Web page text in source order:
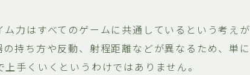
ム力はすべてのゲームに共通しているという考えが
持ち方や反動、射程距離などが異なるため、単に
手くいくというわけではありません。